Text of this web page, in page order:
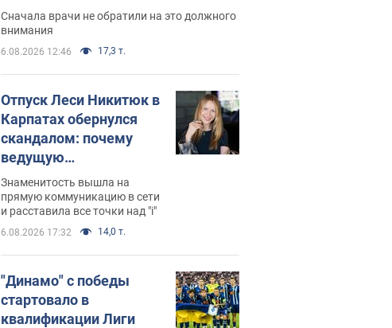
"агрессивном" раке
Сначала врачи не обратили на это должного
внимания
6.08.2026 12:46 17,3 т.
Отпуск Леси Никитюк в
Карпатах обернулся
скандалом: почему
ведущую
несправедливо
захейтили
Знаменитость вышла на
прямую коммуникацию в сети
и расставила все точки над "i"
6.08.2026 17:32 14,0 т.
"Динамо" с победы
стартовало в
квалификации Лиги